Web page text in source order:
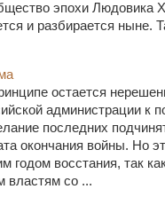
эпохи Людовика
и разбирается ныне.
остается
администрации к
последних
окончания войны. Но
годом восстания, так
властям со ...